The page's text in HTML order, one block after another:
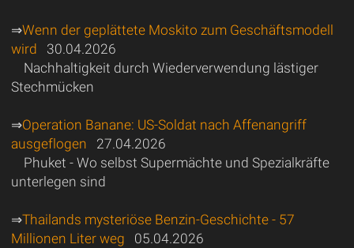
⇒Wenn der geplättete Moskito zum Geschäftsmodell
wird 30.04.2026
Nachhaltigkeit durch Wiederverwendung lästiger
Stechmücken
⇒Operation Banane: US-Soldat nach Affenangriff
ausgeflogen 27.04.2026
Phuket - Wo selbst Supermächte und Spezialkräfte
unterlegen sind
⇒Thailands mysteriöse Benzin-Geschichte - 57
Millionen Liter weg 05.04.2026